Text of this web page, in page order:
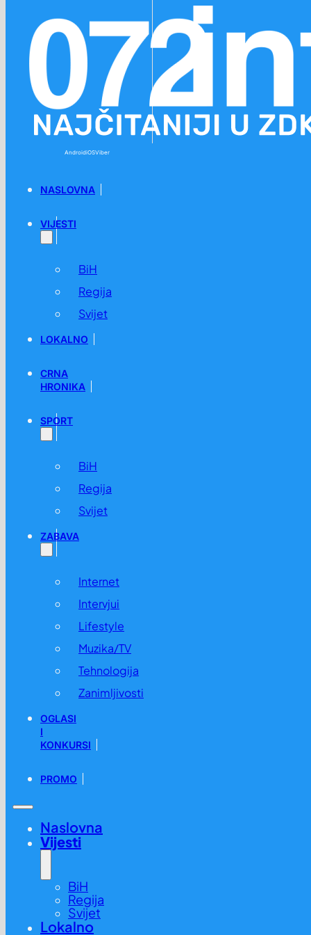
AndroidiOSViber
NASLOVNA
VIJESTI
BiH
Regija
Svijet
LOKALNO
CRNA
HRONIKA
SPORT
BiH
Regija
Svijet
ZABAVA
Internet
Intervjui
Lifestyle
Muzika/TV
Tehnologija
Zanimljivosti
OGLASI
I
KONKURSI
PROMO
Naslovna
Vijesti
BiH
Regija
Svijet
Lokalno